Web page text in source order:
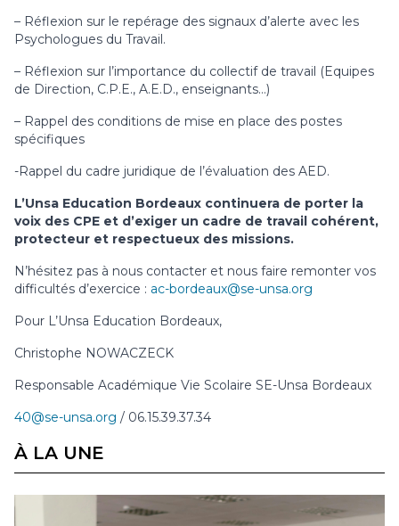
– Réflexion sur le repérage des signaux d’alerte avec les
Psychologues du Travail.
– Réflexion sur l’importance du collectif de travail (Equipes
de Direction, C.P.E., A.E.D., enseignants…)
– Rappel des conditions de mise en place des postes
spécifiques
-Rappel du cadre juridique de l’évaluation des AED.
L’Unsa Education Bordeaux continuera de porter la
voix des CPE et d’exiger un cadre de travail cohérent,
protecteur et respectueux des missions.
N’hésitez pas à nous contacter et nous faire remonter vos
difficultés d’exercice : ac-bordeaux@se-unsa.org
Pour L’Unsa Education Bordeaux,
Christophe NOWACZECK
Responsable Académique Vie Scolaire SE-Unsa Bordeaux
40@se-unsa.org / 06.15.39.37.34
À LA UNE